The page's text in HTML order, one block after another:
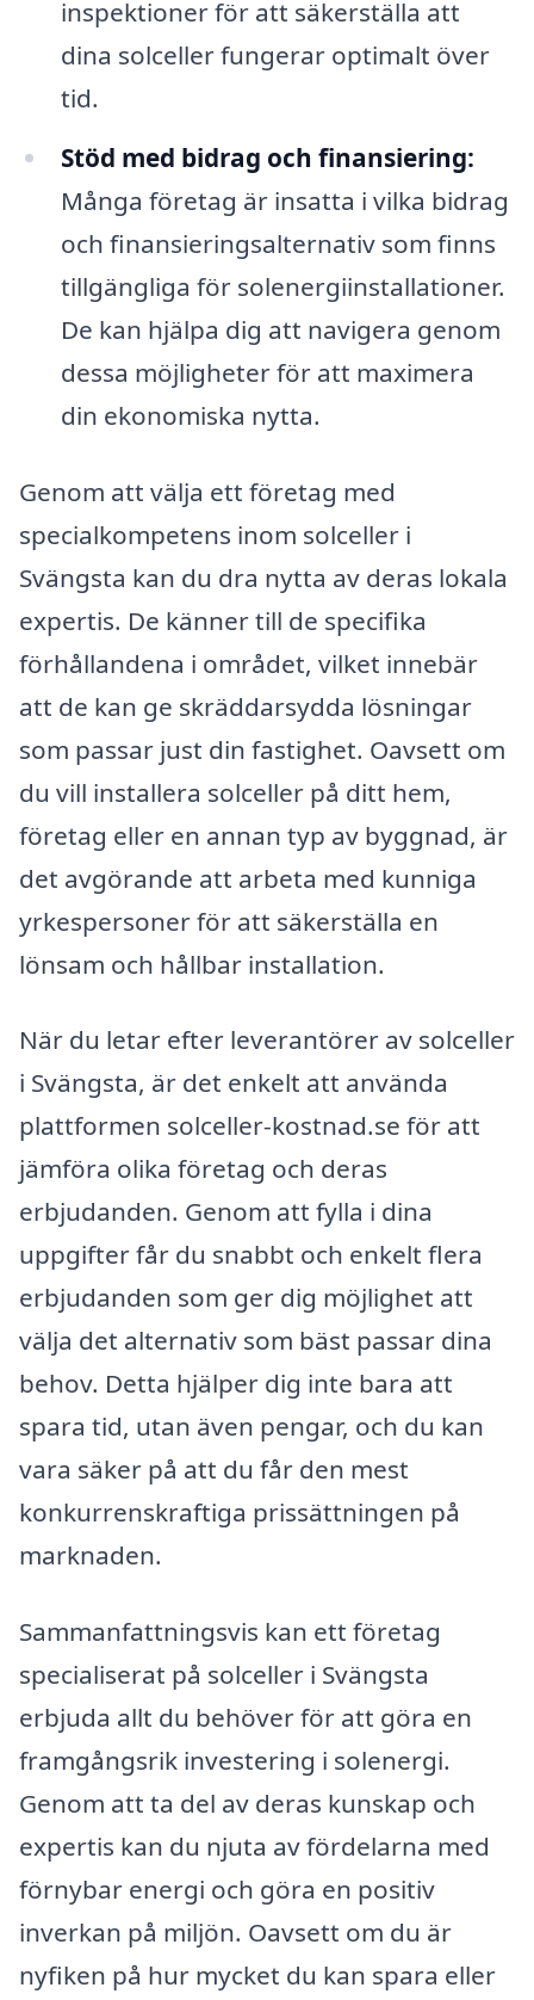
inspektioner för att säkerställa att
dina solceller fungerar optimalt över
tid.
Stöd med bidrag och finansiering:
Många företag är insatta i vilka bidrag
och finansieringsalternativ som finns
tillgängliga för solenergiinstallationer.
De kan hjälpa dig att navigera genom
dessa möjligheter för att maximera
din ekonomiska nytta.
Genom att välja ett företag med
specialkompetens inom solceller i
Svängsta kan du dra nytta av deras lokala
expertis. De känner till de specifika
förhållandena i området, vilket innebär
att de kan ge skräddarsydda lösningar
som passar just din fastighet. Oavsett om
du vill installera solceller på ditt hem,
företag eller en annan typ av byggnad, är
det avgörande att arbeta med kunniga
yrkespersoner för att säkerställa en
lönsam och hållbar installation.
När du letar efter leverantörer av solceller
i Svängsta, är det enkelt att använda
plattformen solceller-kostnad.se för att
jämföra olika företag och deras
erbjudanden. Genom att fylla i dina
uppgifter får du snabbt och enkelt flera
erbjudanden som ger dig möjlighet att
välja det alternativ som bäst passar dina
behov. Detta hjälper dig inte bara att
spara tid, utan även pengar, och du kan
vara säker på att du får den mest
konkurrenskraftiga prissättningen på
marknaden.
Sammanfattningsvis kan ett företag
specialiserat på solceller i Svängsta
erbjuda allt du behöver för att göra en
framgångsrik investering i solenergi.
Genom att ta del av deras kunskap och
expertis kan du njuta av fördelarna med
förnybar energi och göra en positiv
inverkan på miljön. Oavsett om du är
nyfiken på hur mycket du kan spara eller